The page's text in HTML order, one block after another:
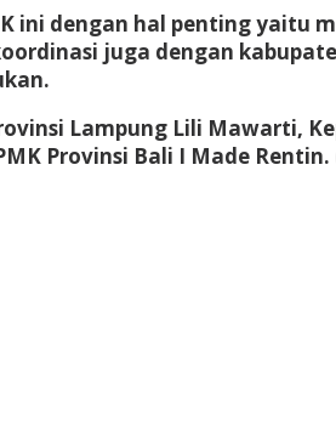
ini dengan hal penting yaitu
juga dengan
Lampung Lili Mawarti,
Provinsi Bali I Made